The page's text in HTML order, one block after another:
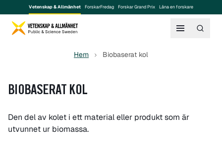
Vetenskap & Allmänhet ForskarFredag Forskar Grand Prix Låna en forskare
Hem Biobaserat kol
BIOBASERAT KOL
Den del av kolet i ett material eller produkt som är
utvunnet ur biomassa.